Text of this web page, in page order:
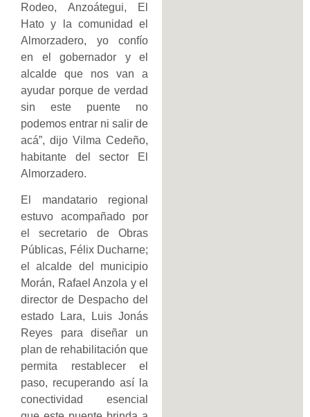
Rodeo, Anzoátegui, El
Hato y la comunidad el
Almorzadero, yo confío
en el gobernador y el
alcalde que nos van a
ayudar porque de verdad
sin este puente no
podemos entrar ni salir de
acá”, dijo Vilma Cedeño,
habitante del sector El
Almorzadero.
El mandatario regional
estuvo acompañado por
el secretario de Obras
Públicas, Félix Ducharne;
el alcalde del municipio
Morán, Rafael Anzola y el
director de Despacho del
estado Lara, Luis Jonás
Reyes para diseñar un
plan de rehabilitación que
permita restablecer el
paso, recuperando así la
conectividad esencial